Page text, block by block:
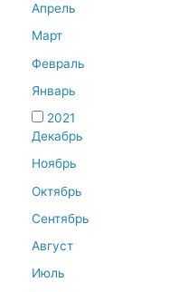
Апрель
Март
Февраль
Январь
2021
Декабрь
Ноябрь
Октябрь
Сентябрь
Август
Июль